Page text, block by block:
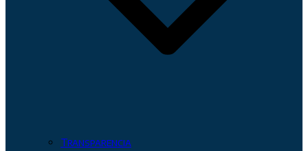
Transparencia